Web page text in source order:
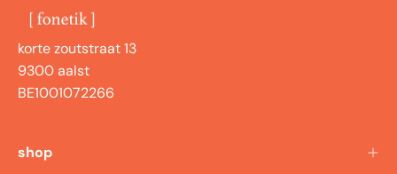
korte zoutstraat 13
9300 aalst
BE1001072266
shop